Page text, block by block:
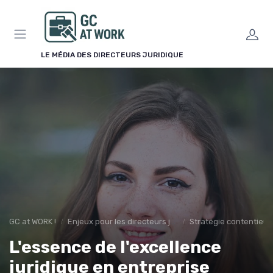
LE MÉDIA DES DIRECTEURS JURIDIQUE
GC at WORK ! Enjeux pour les directeurs juridiques Stratégie
L'essence de l'excellence
juridique en entreprise